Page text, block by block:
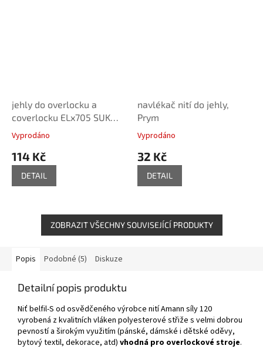
jehly do overlocku a
coverlocku ELx705 SUK
CF80, Prym
Vyprodáno
114 Kč
DETAIL
navlékač nití do jehly,
Prym
Vyprodáno
32 Kč
DETAIL
ZOBRAZIT VŠECHNY SOUVISEJÍCÍ PRODUKTY
Popis Podobné (5) Diskuze
Detailní popis produktu
Niť belfil-S od osvědčeného výrobce nití Amann síly 120
vyrobená z kvalitních vláken polyesterové střiže s velmi dobrou
pevností a širokým využitím (pánské, dámské i dětské oděvy,
bytový textil, dekorace, atd) vhodná pro overlockové stroje.